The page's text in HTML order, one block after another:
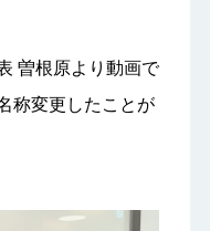
曽根原より動画で
称変更したことが